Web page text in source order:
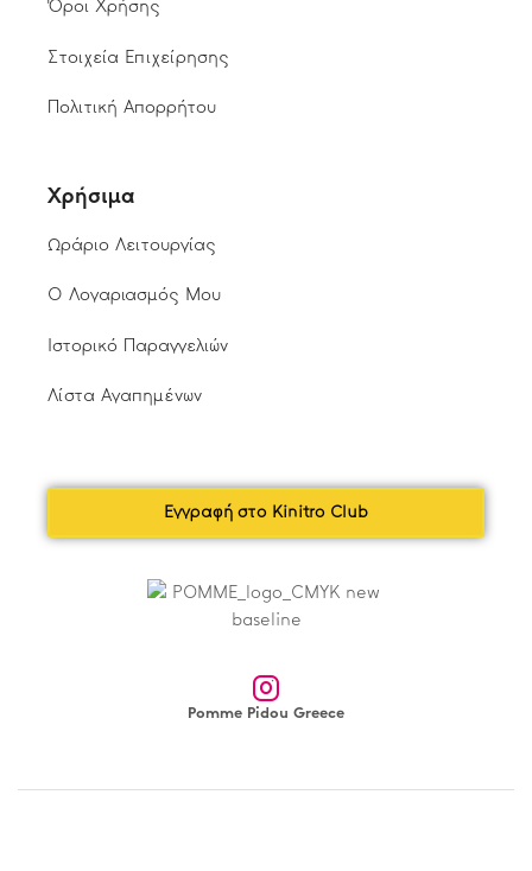
Όροι Χρήσης
Στοιχεία Επιχείρησης
Πολιτική Απορρήτου
Χρήσιμα
Ωράριο Λειτουργίας
Ο Λογαριασμός Μου
Ιστορικό Παραγγελιών
Λίστα Αγαπημένων
Εγγραφή στο Kinitro Club
Pomme Pidou Greece